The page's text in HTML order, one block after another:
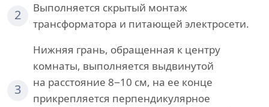
2
Выполняется скрытый монтаж
трансформатора и питающей электросети.
3
Нижняя грань, обращенная к центру
комнаты, выполняется выдвинутой
на расстояние 8−10 см, на ее конце
прикрепляется перпендикулярное